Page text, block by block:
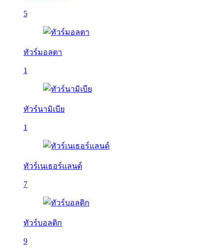
5
ทัวร์มอลตา
1
ทัวร์นามิเบีย
1
ทัวร์เนเธอร์แลนด์
7
ทัวร์บอลติก
9